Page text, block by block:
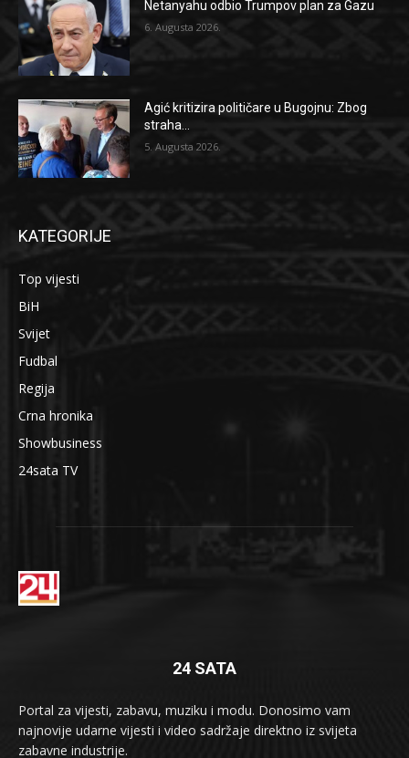
Netanyahu odbio Trumpov plan za Gazu
6. Augusta 2026.
Agić kritizira političare u Bugojnu: Zbog
straha...
5. Augusta 2026.
KATEGORIJE
Top vijesti
BiH
Svijet
Fudbal
Regija
Crna hronika
Showbusiness
24sata TV
24 SATA
Portal za vijesti, zabavu, muziku i modu. Donosimo vam
najnovije udarne vijesti i video sadržaje direktno iz svijeta
zabavne industrije.